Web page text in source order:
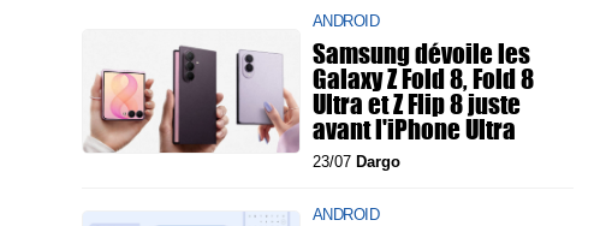
ANDROID
Samsung dévoile les
Galaxy Z Fold 8, Fold 8
Ultra et Z Flip 8 juste
avant l'iPhone Ultra
23/07 Dargo
ANDROID